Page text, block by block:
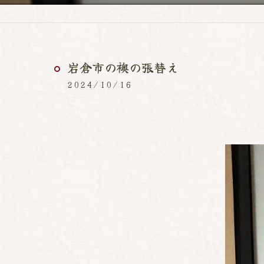
岩倉市の襖の張替え
2024/10/16